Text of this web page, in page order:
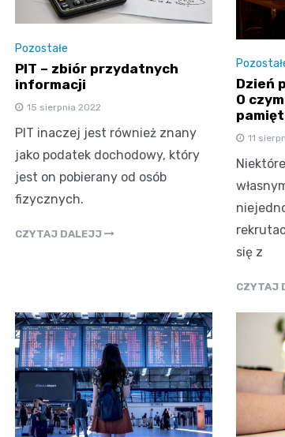
Pozostałe
PIT – zbiór przydatnych
informacji
15 sierpnia 2022
PIT inaczej jest również znany
jako podatek dochodowy, który
jest on pobierany od osób
fizycznych.
CZYTAJ DALEJJ
Dzień
O
11
się z
CZYTAJ